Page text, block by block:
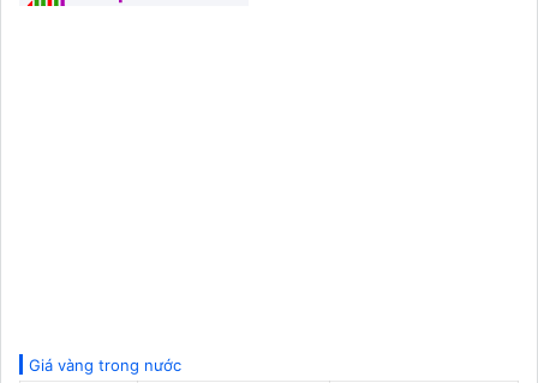
Giá vàng trong nước